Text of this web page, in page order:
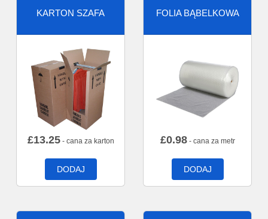
KARTON SZAFA
£13.25- cana za karton
DODAJ
FOLIA BĄBELKOWA
£0.98- cana za metr
DODAJ